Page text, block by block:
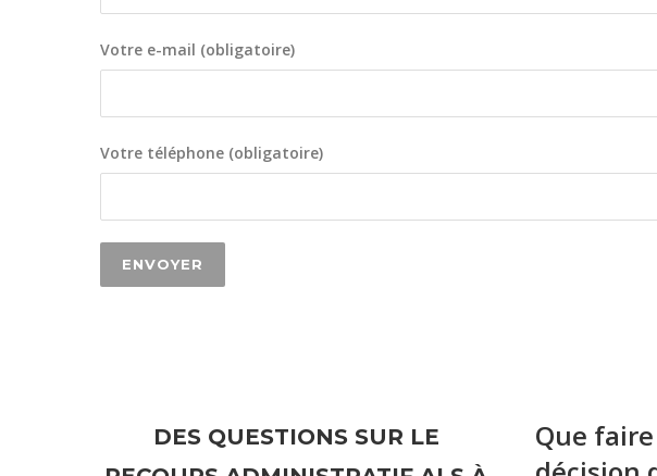
Votre e-mail (obligatoire)
Votre téléphone (obligatoire)
DES QUESTIONS SUR LE
Que